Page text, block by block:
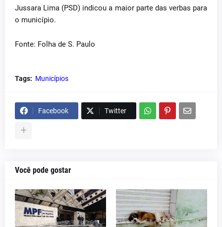
Jussara Lima (PSD) indicou a maior parte das verbas para
o município.
Fonte: Folha de S. Paulo
Tags: Municípios
Facebook Twitter
Você pode gostar